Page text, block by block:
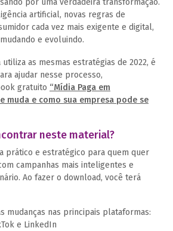
por uma verdadeira transformação.
artificial, novas regras de
cada vez mais exigente e digital,
e evoluindo.
as mesmas estratégias de 2022, é
ajudar nesse processo,
gratuito “Mídia Paga em
muda e como sua empresa pode se
neste material?
prático e estratégico para quem quer
campanhas mais inteligentes e
Ao fazer o download, você terá
mudanças nas principais plataformas:
e LinkedIn